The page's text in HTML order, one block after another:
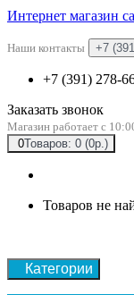
Интернет магазин
Наши контакты +7
+7 (391) 278-
Заказать звонок
Магазин работает с
0Товаров: 0 (0р.)
Товаров не
Категории